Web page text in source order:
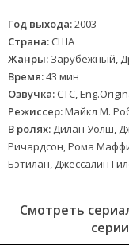
Год выхода:2003
Страна: США
Жанры: Зарубежный,
Время:43 мин
Озвучка: СТС,
Режиссер:Майкл М.
В ролях: Дилан Уолш,
Ричардсон, Рома
Бэтилан, Джессалин
Смотреть